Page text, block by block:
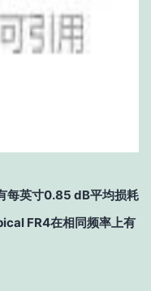
每英寸0.85 dB平均损耗
FR4在相同频率上有